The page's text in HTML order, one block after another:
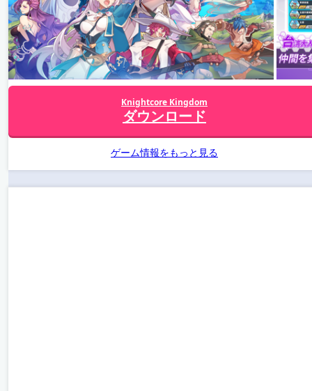
Knightcore Kingdom
ダウンロード
ゲーム情報をもっと見る